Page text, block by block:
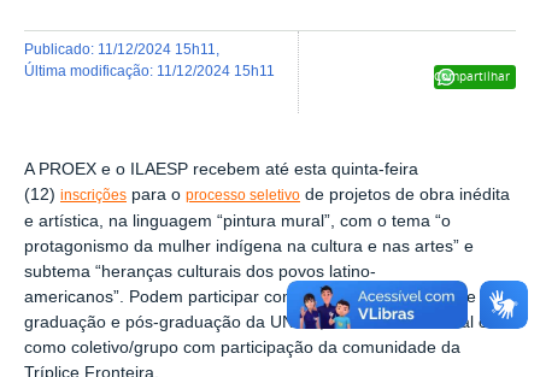
Compartilhar
publicado: 11/12/2024 15h11
última modificação: 11/12/2024 15h11
A PROEX e o ILAESP recebem até esta quinta-feira
(12) inscrições para o processo seletivo de projetos de obra inédita
e artística, na linguagem “pintura mural”, com o tema “o
protagonismo da mulher indígena na cultura e nas artes” e
subtema “heranças culturais dos povos latino-
americanos”. Podem participar como proponentes discente de
graduação e pós-graduação da UNILA, de forma individual ou
como coletivo/grupo com participação da comunidade da
Tríplice Fronteira.